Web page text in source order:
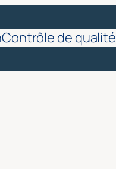
Contrôle de qualité